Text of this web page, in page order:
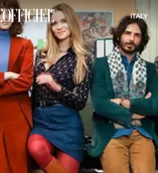
ITALY